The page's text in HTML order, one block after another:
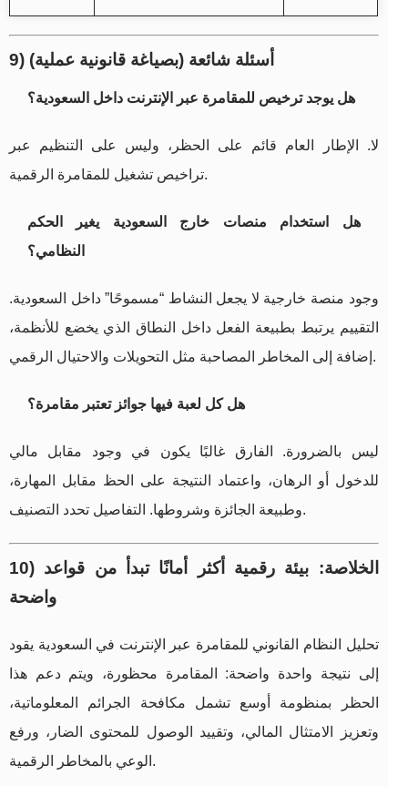
9) أسئلة شائعة (بصياغة قانونية عملية)
هل يوجد ترخيص للمقامرة عبر الإنترنت داخل السعودية؟
لا. الإطار العام قائم على الحظر، وليس على التنظيم عبر
تراخيص تشغيل للمقامرة الرقمية.
هل استخدام منصات خارج السعودية يغير الحكم
النظامي؟
وجود منصة خارجية لا يجعل النشاط “مسموحًا” داخل السعودية.
التقييم يرتبط بطبيعة الفعل داخل النطاق الذي يخضع للأنظمة،
إضافة إلى المخاطر المصاحبة مثل التحويلات والاحتيال الرقمي.
هل كل لعبة فيها جوائز تعتبر مقامرة؟
ليس بالضرورة. الفارق غالبًا يكون في وجود مقابل مالي
للدخول أو الرهان، واعتماد النتيجة على الحظ مقابل المهارة،
وطبيعة الجائزة وشروطها. التفاصيل تحدد التصنيف.
10) الخلاصة: بيئة رقمية أكثر أمانًا تبدأ من قواعد
واضحة
تحليل النظام القانوني للمقامرة عبر الإنترنت في السعودية يقود
إلى نتيجة واحدة واضحة: المقامرة محظورة، ويتم دعم هذا
الحظر بمنظومة أوسع تشمل مكافحة الجرائم المعلوماتية،
وتعزيز الامتثال المالي، وتقييد الوصول للمحتوى الضار، ورفع
الوعي بالمخاطر الرقمية.